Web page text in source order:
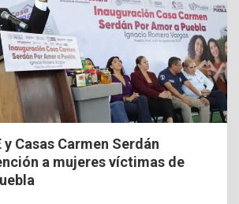
y Casas Carmen Serdán
a mujeres víctimas de